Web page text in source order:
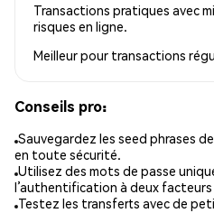
Transactions pratiques avec
risques en ligne.
Meilleur pour transactions
Conseils pro:
Sauvegardez les seed phrases
en toute sécurité.
Utilisez des mots de passe
l’authentification à deux facteurs
Testez les transferts avec de